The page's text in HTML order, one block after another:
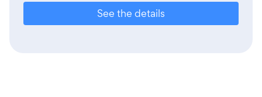
See the details